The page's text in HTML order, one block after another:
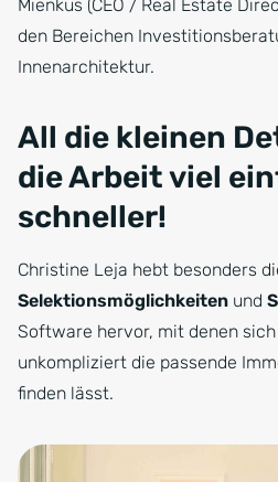
Mienkus (CEO / Real Estate
den Bereichen
Innenarchitektur.
All die kleinen
die Arbeit viel
schneller!
Christine Leja hebt besonders
Selektionsmöglichkeiten und
Software hervor, mit denen
unkompliziert die passende
finden lässt.